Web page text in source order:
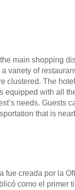
main shopping
variety of
clustered. The
equipped with all
needs. Guests
that is
fue creada por la
como el primer